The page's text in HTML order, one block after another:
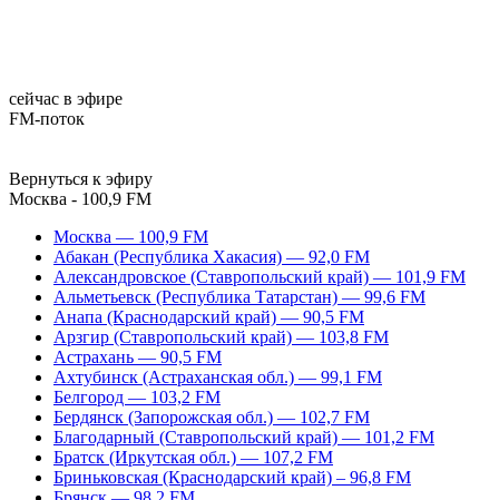
сейчас в эфире
FM-поток
Вернуться к эфиру
Москва - 100,9 FM
Москва — 100,9 FM
Абакан (Республика Хакасия) — 92,0 FM
Александровское (Ставропольский край) — 101,9 FM
Альметьевск (Республика Татарстан) — 99,6 FM
Анапа (Краснодарский край) — 90,5 FM
Арзгир (Ставропольский край) — 103,8 FM
Астрахань — 90,5 FM
Ахтубинск (Астраханская обл.) — 99,1 FM
Белгород — 103,2 FM
Бердянск (Запорожская обл.) — 102,7 FM
Благодарный (Ставропольский край) — 101,2 FM
Братск (Иркутская обл.) — 107,2 FM
Бриньковская (Краснодарский край) – 96,8 FM